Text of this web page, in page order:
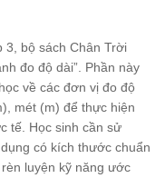
3, bộ sách Chân Trời
đo độ dài”. Phần này
về các đơn vị đo độ
mét (m) để thực hiện
tế. Học sinh cần sử
có kích thước chuẩn
luyện kỹ năng ước